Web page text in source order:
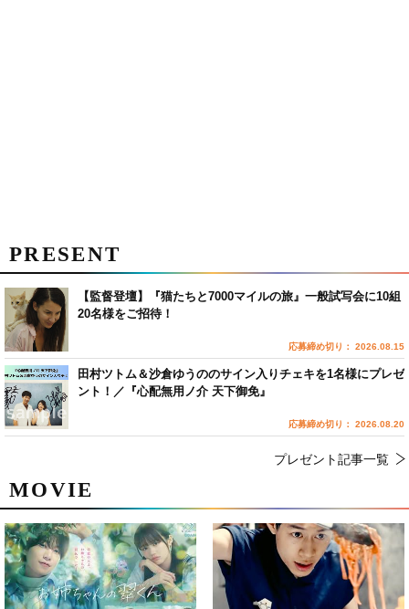
MOVIE
PRESENT
【監督登壇】『猫たちと7000マイルの旅』一般試写会に10組
20名様をご招待！
応募締め切り： 2026.08.15
田村ツトム＆沙倉ゆうののサイン入りチェキを1名様にプレゼ
ント！／『心配無用ノ介 天下御免』
応募締め切り： 2026.08.20
プレゼント記事一覧